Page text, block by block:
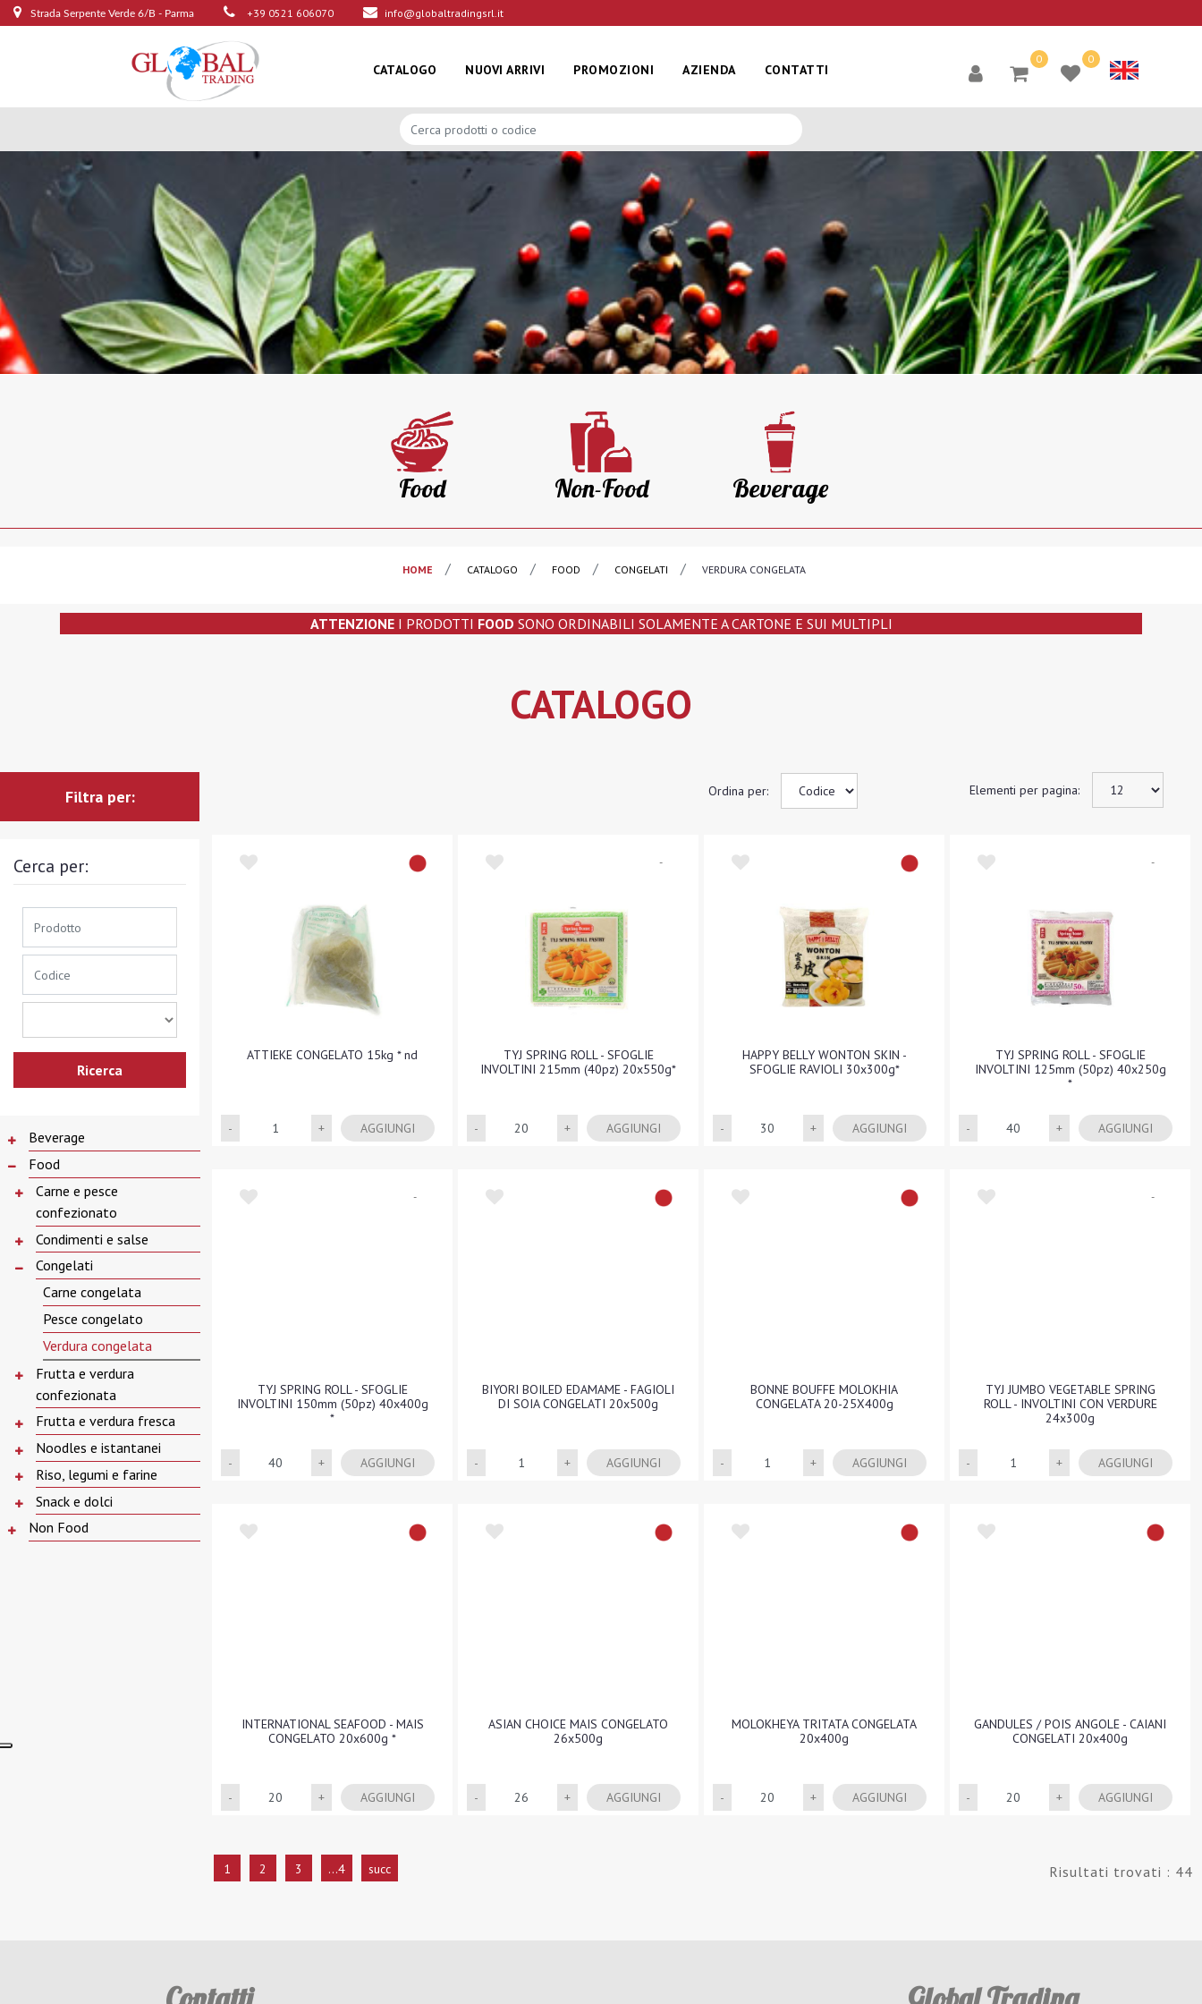
Strada Serpente Verde 6/B - Parma +39 0521 606070 info@globaltradingsrl.it
CATALOGO NUOVI ARRIVI PROMOZIONI AZIENDA CONTATTI
0 0
Food Non-Food Beverage
HOME CATALOGO FOOD CONGELATI VERDURA CONGELATA
ATTENZIONEI PRODOTTI FOOD SONO ORDINABILI SOLAMENTE A CARTONE E SUI MULTIPLI
CATALOGO
Filtra per:
Cerca per:
Beverage
Food
Carne e pesce
confezionato
Condimenti e salse
Congelati
Carne congelata
Pesce congelato
Verdura congelata
Frutta e verdura
confezionata
Frutta e verdura fresca
Noodles e istantanei
Riso, legumi e farine
Snack e dolci
Non Food
Ordina per: Elementi per pagina:
ATTIEKE CONGELATO 15kg * nd
Quantità AGGIUNGI
-
TYJ SPRING ROLL - SFOGLIE
INVOLTINI 215mm (40pz) 20x550g*
Quantità AGGIUNGI
HAPPY BELLY WONTON SKIN -
SFOGLIE RAVIOLI 30x300g*
Quantità AGGIUNGI
-
TYJ SPRING ROLL - SFOGLIE
INVOLTINI 125mm (50pz) 40x250g
*
Quantità AGGIUNGI
-
TYJ SPRING ROLL - SFOGLIE
INVOLTINI 150mm (50pz) 40x400g
*
Quantità AGGIUNGI
BIYORI BOILED EDAMAME - FAGIOLI
DI SOIA CONGELATI 20x500g
Quantità AGGIUNGI
BONNE BOUFFE MOLOKHIA
CONGELATA 20-25X400g
Quantità AGGIUNGI
-
TYJ JUMBO VEGETABLE SPRING
ROLL - INVOLTINI CON VERDURE
24x300g
Quantità AGGIUNGI
INTERNATIONAL SEAFOOD - MAIS
CONGELATO 20x600g *
Quantità AGGIUNGI
ASIAN CHOICE MAIS CONGELATO
26x500g
Quantità AGGIUNGI
MOLOKHEYA TRITATA CONGELATA
20x400g
Quantità AGGIUNGI
GANDULES / POIS ANGOLE - CAIANI
CONGELATI 20x400g
Quantità AGGIUNGI
Risultati trovati : 44
1 2 3 ...4 succ